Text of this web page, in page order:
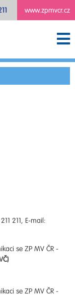
www.zpmvcr.cz
211, E-mail:
se ZP MV ČR -
se ZP MV ČR -